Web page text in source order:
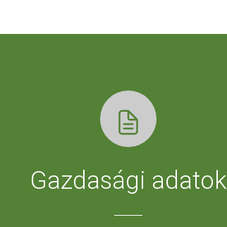
Gazdasági adatok